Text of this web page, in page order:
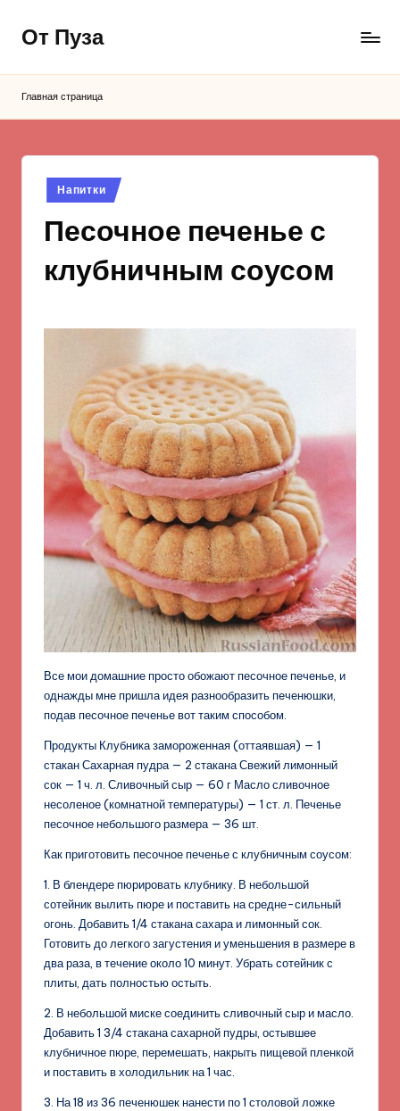
Перейти
содержимому
От Пуза
вкусные
Главная страница
Опубликовано
в
Напитки
Песочное печенье с
клубничным соусом
Все мои домашние просто обожают песочное печенье, и
однажды мне пришла идея разнообразить печенюшки,
подав песочное печенье вот таким способом.
Продукты Клубника замороженная (оттаявшая) — 1
стакан Сахарная пудра — 2 стакана Свежий лимонный
сок — 1 ч. л. Сливочный сыр — 60 г Масло сливочное
несоленое (комнатной температуры) — 1 ст. л. Печенье
песочное небольшого размера — 36 шт.
Как приготовить песочное печенье с клубничным соусом:
1. В блендере пюрировать клубнику. В небольшой
сотейник вылить пюре и поставить на средне-сильный
огонь. Добавить 1/4 стакана сахара и лимонный сок.
Готовить до легкого загустения и уменьшения в размере в
два раза, в течение около 10 минут. Убрать сотейник с
плиты, дать полностью остыть.
2. В небольшой миске соединить сливочный сыр и масло.
Добавить 1 3/4 стакана сахарной пудры, остывшее
клубничное пюре, перемешать, накрыть пищевой пленкой
и поставить в холодильник на 1 час.
3. На 18 из 36 печенюшек нанести по 1 столовой ложке